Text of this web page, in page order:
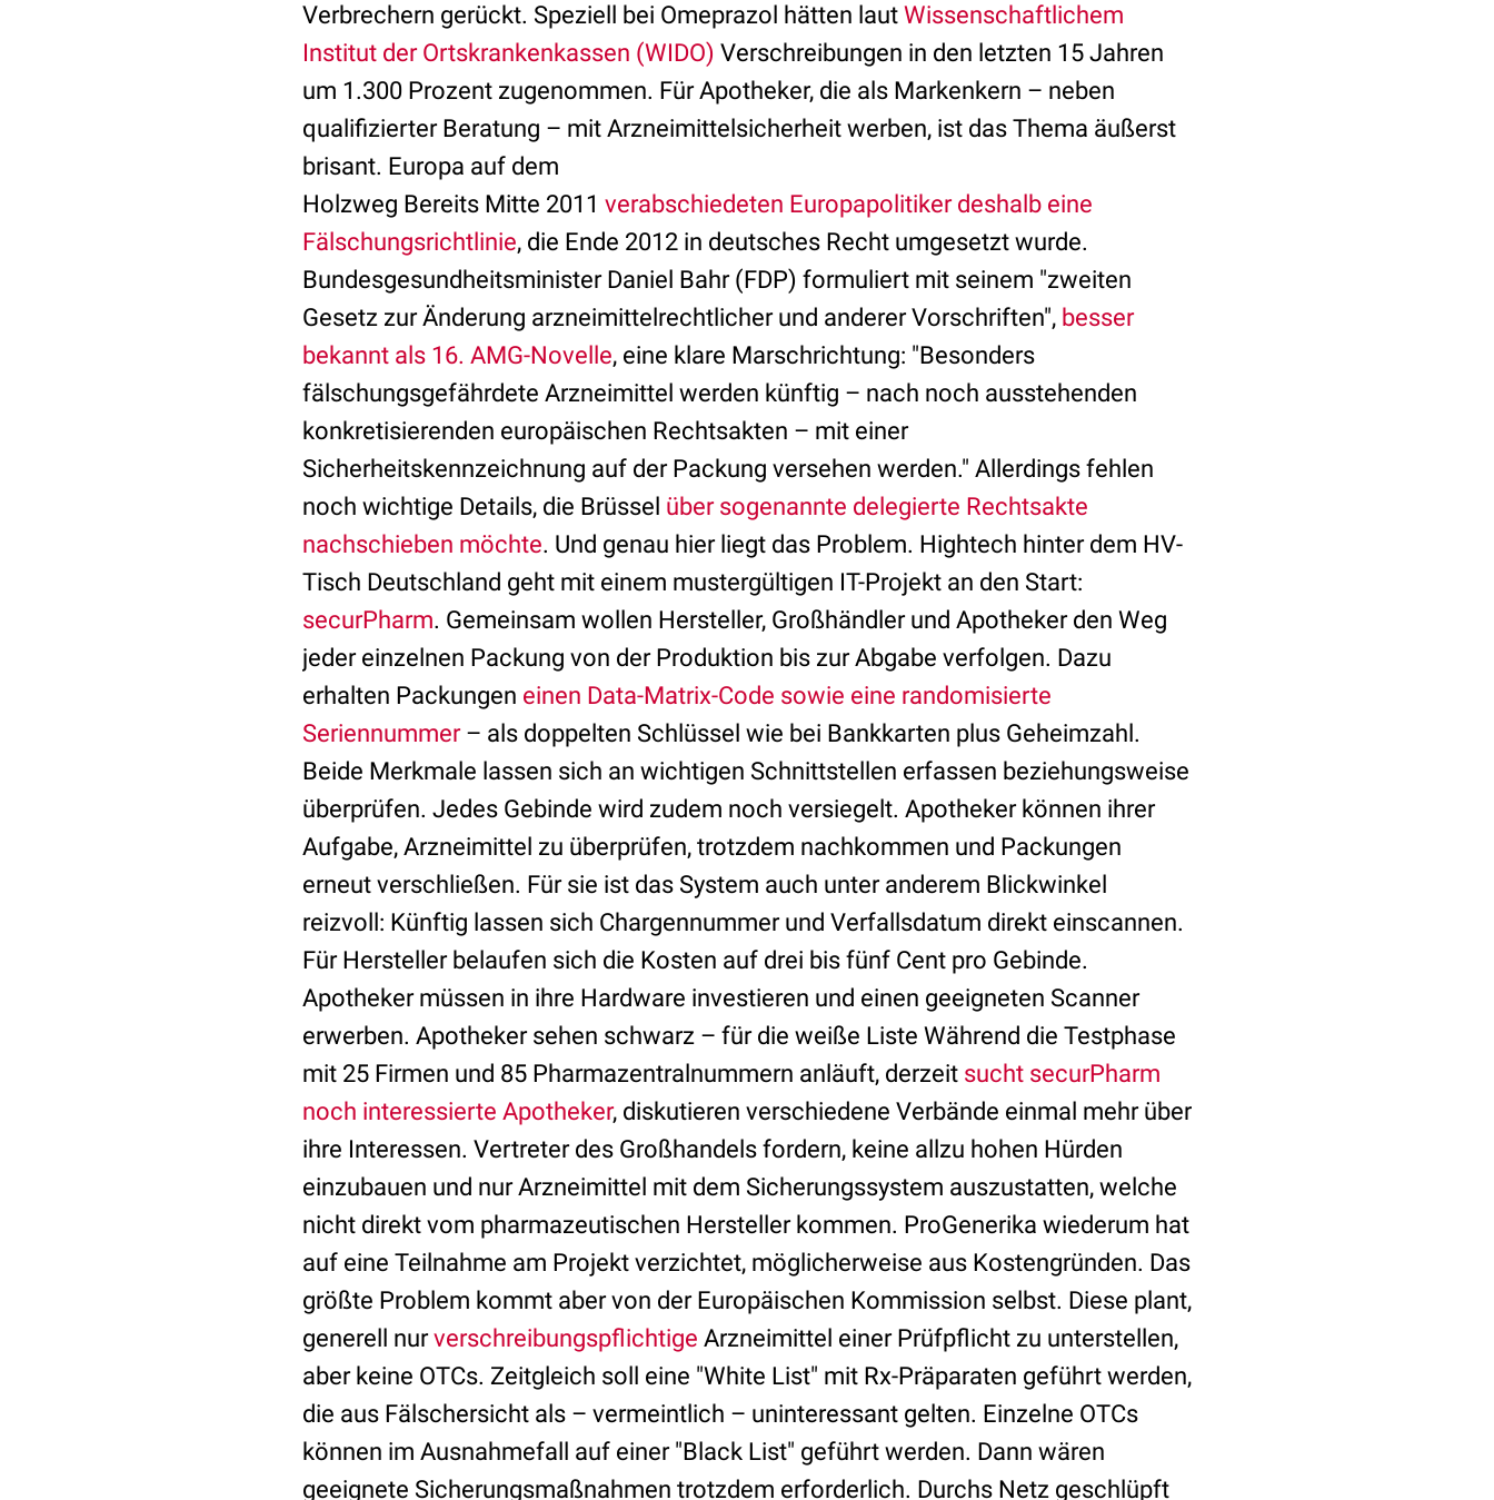
Verbrechern gerückt. Speziell bei Omeprazol hätten laut Wissenschaftlichem
Institut der Ortskrankenkassen (WIDO) Verschreibungen in den letzten 15 Jahren
um 1.300 Prozent zugenommen. Für Apotheker, die als Markenkern – neben
qualifizierter Beratung – mit Arzneimittelsicherheit werben, ist das Thema äußerst
brisant. Europa auf dem
Holzweg Bereits Mitte 2011 verabschiedeten Europapolitiker deshalb eine
Fälschungsrichtlinie, die Ende 2012 in deutsches Recht umgesetzt wurde.
Bundesgesundheitsminister Daniel Bahr (FDP) formuliert mit seinem "zweiten
Gesetz zur Änderung arzneimittelrechtlicher und anderer Vorschriften", besser
bekannt als 16. AMG-Novelle, eine klare Marschrichtung: "Besonders
fälschungsgefährdete Arzneimittel werden künftig – nach noch ausstehenden
konkretisierenden europäischen Rechtsakten – mit einer
Sicherheitskennzeichnung auf der Packung versehen werden." Allerdings fehlen
noch wichtige Details, die Brüssel über sogenannte delegierte Rechtsakte
nachschieben möchte. Und genau hier liegt das Problem. Hightech hinter dem HV-
Tisch Deutschland geht mit einem mustergültigen IT-Projekt an den Start:
securPharm. Gemeinsam wollen Hersteller, Großhändler und Apotheker den Weg
jeder einzelnen Packung von der Produktion bis zur Abgabe verfolgen. Dazu
erhalten Packungen einen Data-Matrix-Code sowie eine randomisierte
Seriennummer– als doppelten Schlüssel wie bei Bankkarten plus Geheimzahl.
Beide Merkmale lassen sich an wichtigen Schnittstellen erfassen beziehungsweise
überprüfen. Jedes Gebinde wird zudem noch versiegelt. Apotheker können ihrer
Aufgabe, Arzneimittel zu überprüfen, trotzdem nachkommen und Packungen
erneut verschließen. Für sie ist das System auch unter anderem Blickwinkel
reizvoll: Künftig lassen sich Chargennummer und Verfallsdatum direkt einscannen.
Für Hersteller belaufen sich die Kosten auf drei bis fünf Cent pro Gebinde.
Apotheker müssen in ihre Hardware investieren und einen geeigneten Scanner
erwerben. Apotheker sehen schwarz – für die weiße Liste Während die Testphase
mit 25 Firmen und 85 Pharmazentralnummern anläuft, derzeit sucht securPharm
noch interessierte Apotheker, diskutieren verschiedene Verbände einmal mehr über
ihre Interessen. Vertreter des Großhandels fordern, keine allzu hohen Hürden
einzubauen und nur Arzneimittel mit dem Sicherungssystem auszustatten, welche
nicht direkt vom pharmazeutischen Hersteller kommen. ProGenerika wiederum hat
auf eine Teilnahme am Projekt verzichtet, möglicherweise aus Kostengründen. Das
größte Problem kommt aber von der Europäischen Kommission selbst. Diese plant,
generell nurverschreibungspflichtige Arzneimittel einer Prüfpflicht zu unterstellen,
aber keine OTCs. Zeitgleich soll eine "White List" mit Rx-Präparaten geführt werden,
die aus Fälschersicht als – vermeintlich – uninteressant gelten. Einzelne OTCs
können im Ausnahmefall auf einer "Black List" geführt werden. Dann wären
geeignete Sicherungsmaßnahmen trotzdem erforderlich. Durchs Netz geschlüpft